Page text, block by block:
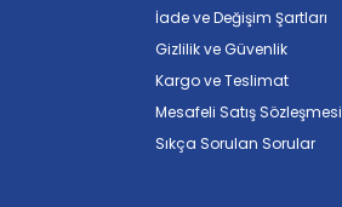
İade ve Değişim Şartları
Gizlilik ve Güvenlik
Kargo ve Teslimat
Mesafeli Satış Sözleşmesi
Sıkça Sorulan Sorular